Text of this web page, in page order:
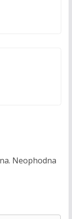
Neophodna